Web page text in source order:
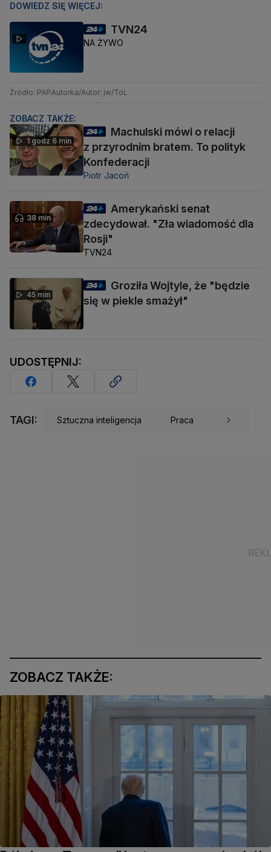
DOWIEDZ SIĘ WIĘCEJ:
TVN24
NA ŻYWO
Źródło: PAPAutorka/Autor: jw/ToL
ZOBACZ TAKŻE:
1 godz 6 min
Machulski mówi o relacji
z przyrodnim bratem. To polityk
Konfederacji
Piotr Jacoń
38 min
Amerykański senat
zdecydował. "Zła wiadomość dla
Rosji"
TVN24
45 min
Groziła Wojtyle, że "będzie
się w piekle smażył"
UDOSTĘPNIJ:
TAGI: Sztuczna inteligencja Praca
ZOBACZ TAKŻE: